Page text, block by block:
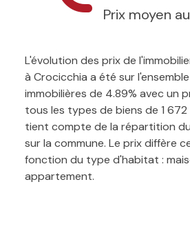
Prix moyen
L'évolution des prix de
à Crocicchia a été sur
immobilières de 4.89% avec un
tous les types de biens de 1
tient compte de la répartition
sur la commune. Le prix diffère
fonction du type d'habitat :
appartement.